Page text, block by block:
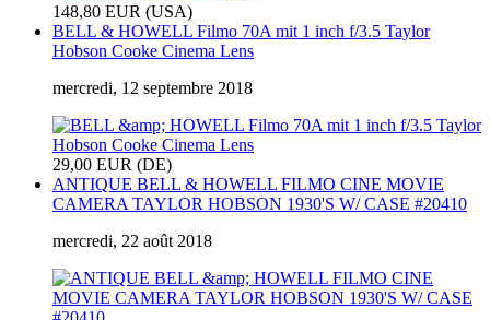
148,80 EUR (USA)
BELL & HOWELL Filmo 70A mit 1 inch f/3.5 Taylor
Hobson Cooke Cinema Lens
mercredi, 12 septembre 2018
29,00 EUR (DE)
ANTIQUE BELL & HOWELL FILMO CINE MOVIE
CAMERA TAYLOR HOBSON 1930'S W/ CASE #20410
mercredi, 22 août 2018